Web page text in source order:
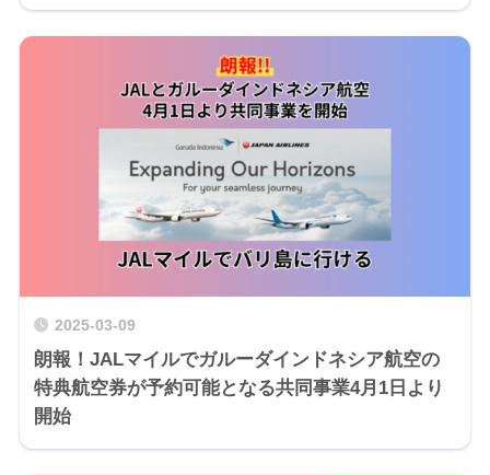
2025-03-09
朗報！JALマイルでガルーダインドネシア航空の
特典航空券が予約可能となる共同事業4月1日より
開始